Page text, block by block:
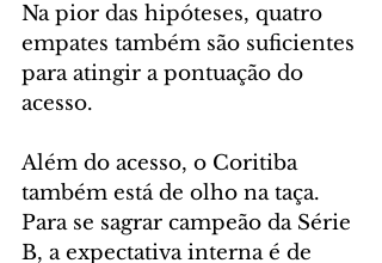
Na pior das hipóteses, quatro
empates também são suficientes
para atingir a pontuação do
acesso.
Além do acesso, o Coritiba
também está de olho na taça.
Para se sagrar campeão da Série
B, a expectativa interna é de